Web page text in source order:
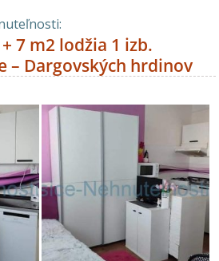
7 m2 lodžia 1 izb.
– Dargovských hrdinov